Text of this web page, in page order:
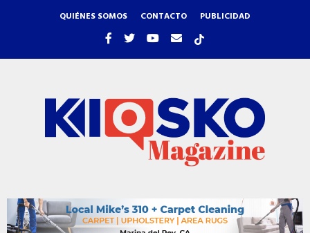
QUIÉNES SOMOS CONTACTO PUBLICIDAD